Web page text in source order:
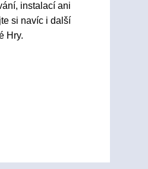
instalací ani
si navíc i další
Hry.